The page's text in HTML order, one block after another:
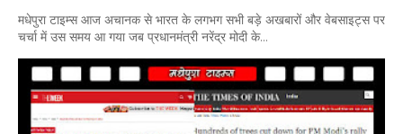
मधेपुरा टाइम्स आज अचानक से भारत के लगभग सभी बड़े अखबारों और वेबसाइट्स पर
चर्चा में उस समय आ गया जब प्रधानमंत्री नरेंद्र मोदी के...